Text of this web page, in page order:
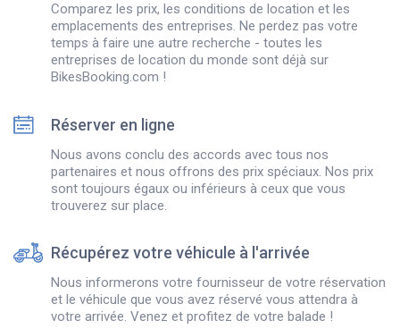
Comparez les prix, les conditions de location et les
emplacements des entreprises. Ne perdez pas votre
temps à faire une autre recherche - toutes les
entreprises de location du monde sont déjà sur
BikesBooking.com !
Réserver en ligne
Nous avons conclu des accords avec tous nos
partenaires et nous offrons des prix spéciaux. Nos prix
sont toujours égaux ou inférieurs à ceux que vous
trouverez sur place.
Récupérez votre véhicule à l'arrivée
Nous informerons votre fournisseur de votre réservation
et le véhicule que vous avez réservé vous attendra à
votre arrivée. Venez et profitez de votre balade !